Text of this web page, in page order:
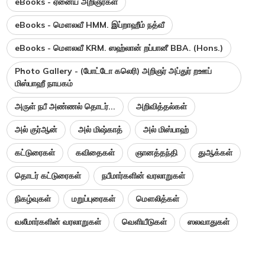
eBooks - மௌலவீ HMM. இப்றாஹீம் நத்வீ
eBooks - மௌலவீ KRM. ஸஹ்லான் றப்பானீ BBA. (Hons.)
Photo Gallery - (போட்டோ கலெரி) அறிஞர் அப்துர் றஊப்
மிஸ்பாஹீ நாயகம்
அருள் நபீ அண்ணல் தொடர்... அறிவித்தல்கள்
அல் குர்ஆன் அல் மிஷ்காத் அல் மிஸ்பாஹ்
கட்டுரைகள் கவிதைகள் ஞானத்தந்தி துஆக்கள்
தொடர் கட்டுரைகள் நபீமார்களின் வரலாறுகள்
நிகழ்வுகள் மறுப்புரைகள் மௌலித்கள்
வலீமார்களின் வரலாறுகள் வெளியீடுகள் ஸலவாதுகள்